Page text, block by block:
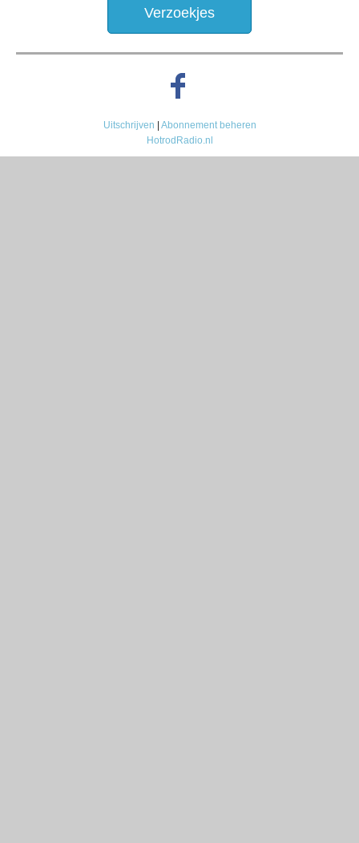
Verzoekjes
Uitschrijven
Abonnement beheren
HotrodRadio.nl